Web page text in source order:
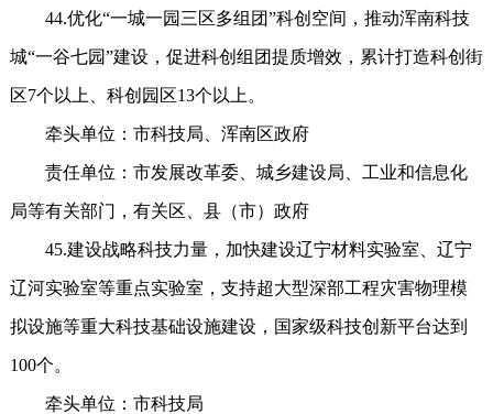
44.优化“一城一园三区多组团”科创空间，推动浑南科技
城“一谷七园”建设，促进科创组团提质增效，累计打造科创街
区7个以上、科创园区13个以上。
牵头单位：市科技局、浑南区政府
责任单位：市发展改革委、城乡建设局、工业和信息化
局等有关部门，有关区、县（市）政府
45.建设战略科技力量，加快建设辽宁材料实验室、辽宁
辽河实验室等重点实验室，支持超大型深部工程灾害物理模
拟设施等重大科技基础设施建设，国家级科技创新平台达到
100个。
牵头单位：市科技局